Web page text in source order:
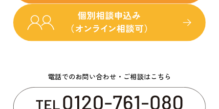
電話でのお問い合わせ・ご相談はこちら